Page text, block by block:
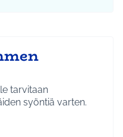
tarvitaan
syöntiä varten.